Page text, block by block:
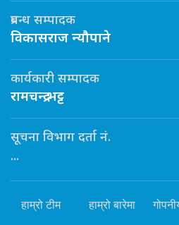
प्रबन्ध सम्पादक
विकासराज न्यौपाने
कार्यकारी सम्पादक
रामचन्द्र भट्ट
सूचना विभाग दर्ता नं.
...
हाम्रो टीम हाम्रो बारेमा